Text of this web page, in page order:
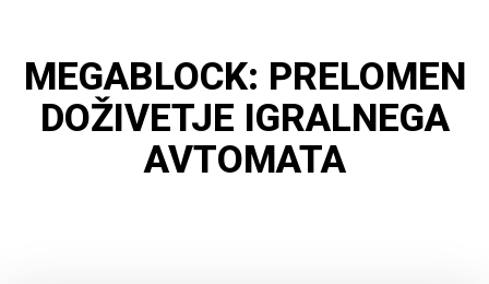
MEGABLOCK: PRELOMEN
DOŽIVETJE IGRALNEGA
AVTOMATA